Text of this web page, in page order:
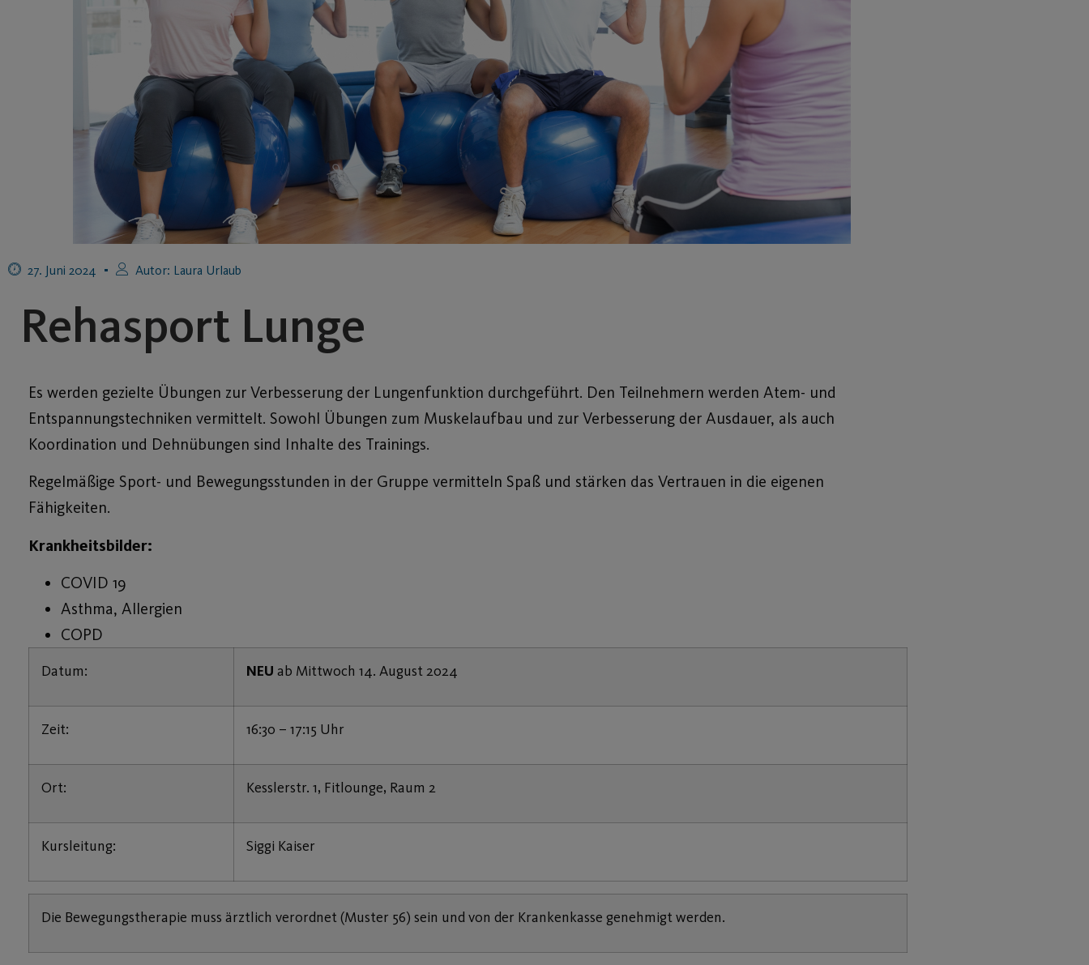
27. Juni 2024 Autor: Laura Urlaub
Rehasport Lunge
Es werden gezielte Übungen zur Verbesserung der Lungenfunktion durchgeführt. Den Teilnehmern werden Atem- und
Entspannungstechniken vermittelt. Sowohl Übungen zum Muskelaufbau und zur Verbesserung der Ausdauer, als auch
Koordination und Dehnübungen sind Inhalte des Trainings.
Regelmäßige Sport- und Bewegungsstunden in der Gruppe vermitteln Spaß und stärken das Vertrauen in die eigenen
Fähigkeiten.
Krankheitsbilder:
COVID 19
Asthma, Allergien
COPD
Datum: NEU ab Mittwoch 14. August 2024
Zeit: 16:30 – 17:15 Uhr
Ort: Kesslerstr. 1, Fitlounge, Raum 2
Kursleitung: Siggi Kaiser
Die Bewegungstherapie muss ärztlich verordnet (Muster 56) sein und von der Krankenkasse genehmigt werden.